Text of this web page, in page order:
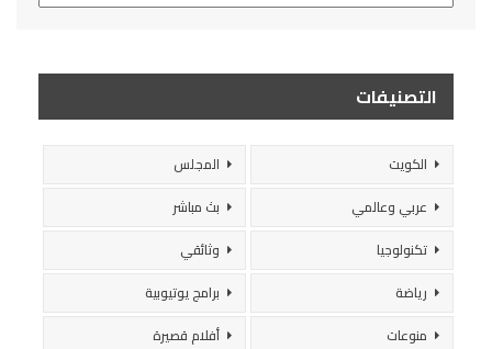
التصنيفات
الكويت
المجلس
عربي وعالمي
بث مباشر
تكنولوجيا
وثائقي
رياضة
برامج يوتيوبية
منوعات
أفلام قصيرة